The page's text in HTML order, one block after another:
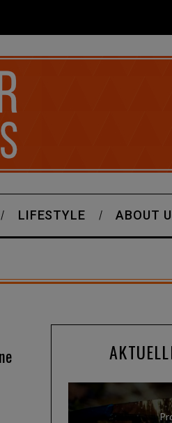
LIFESTYLE ABOUT